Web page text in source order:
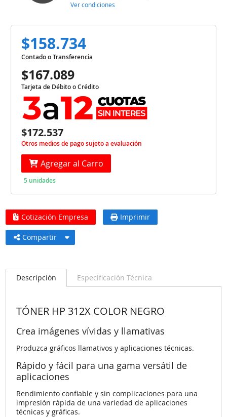
Ver condiciones
$158.734
Contado o Transferencia
$167.089
Tarjeta de Débito o Crédito
$172.537
Otros medios de pago sujeto a evaluación
Agregar al Carro
5 unidades
Cotización Empresa Imprimir
Compartir
Descripción Especificación Técnica
TÓNER HP 312X COLOR NEGRO
Crea imágenes vívidas y llamativas
Produzca gráficos llamativos y aplicaciones técnicas.
Rápido y fácil para una gama versátil de
aplicaciones
Rendimiento confiable y sin complicaciones para una
impresión rápida de una variedad de aplicaciones
técnicas y gráficas.